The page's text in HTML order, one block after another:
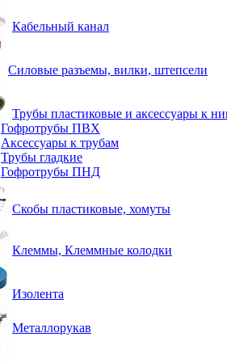
Кабельный канал
Силовые разъемы, вилки, штепсели
Трубы пластиковые и аксессуары к
Гофротрубы ПВХ
Аксессуары к трубам
Трубы гладкие
Гофротрубы ПНД
Скобы пластиковые, хомуты
Клеммы, Клеммные колодки
Изолента
Металлорукав